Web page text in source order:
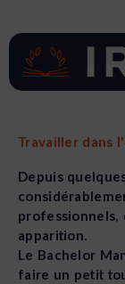
contenu
Travailler dans
Depuis
professionnels,
apparition.
Le Bachelor
faire un petit